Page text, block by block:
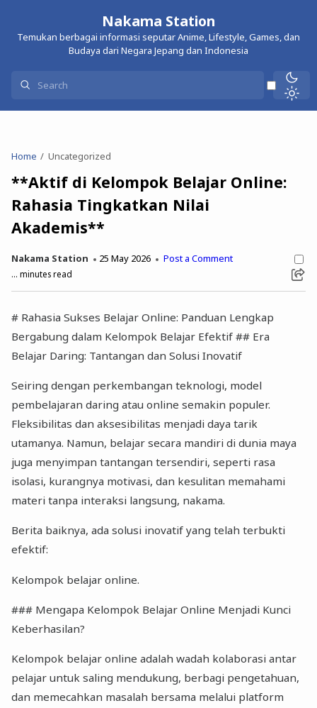
Nakama Station
Temukan berbagai informasi seputar Anime, Lifestyle, Games, dan
Budaya dari Negara Jepang dan Indonesia
Home Uncategorized
**Aktif di Kelompok Belajar Online:
Rahasia Tingkatkan Nilai
Akademis**
Nakama Station 25 May 2026 Post a Comment
... minutes read
# Rahasia Sukses Belajar Online: Panduan Lengkap
Bergabung dalam Kelompok Belajar Efektif ## Era
Belajar Daring: Tantangan dan Solusi Inovatif
Seiring dengan perkembangan teknologi, model
pembelajaran daring atau online semakin populer.
Fleksibilitas dan aksesibilitas menjadi daya tarik
utamanya. Namun, belajar secara mandiri di dunia maya
juga menyimpan tantangan tersendiri, seperti rasa
isolasi, kurangnya motivasi, dan kesulitan memahami
materi tanpa interaksi langsung, nakama.
Berita baiknya, ada solusi inovatif yang telah terbukti
efektif:
Kelompok belajar online.
### Mengapa Kelompok Belajar Online Menjadi Kunci
Keberhasilan?
Kelompok belajar online adalah wadah kolaborasi antar
pelajar untuk saling mendukung, berbagi pengetahuan,
dan memecahkan masalah bersama melalui platform